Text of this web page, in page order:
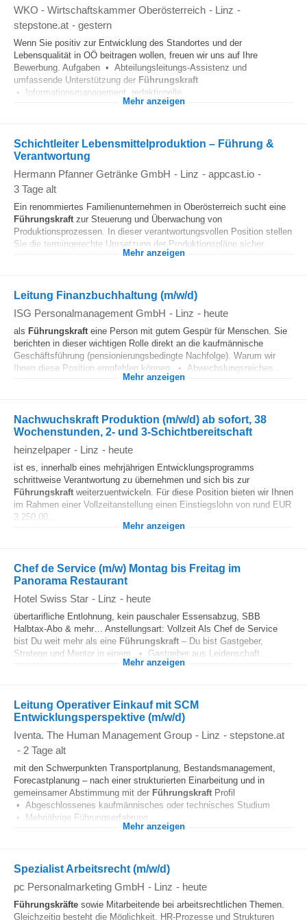
WKO - Wirtschaftskammer Oberösterreich - Linz -
stepstone.at - gestern
Wenn Sie positiv zur Entwicklung des Standortes und der
Lebensqualität in OÖ beitragen wollen, freuen wir uns auf Ihre
Bewerbung. Aufgaben • Abteilungsleitungs-Assistenz und
umfassende Unterstützung der Führungskraft
• Informationsmanagement, redaktionelle...
Mehr anzeigen
Schichtleiter Lebensmittelproduktion – Führung &
Verantwortung
Hermann Pfanner Getränke GmbH - Linz - appcast.io -
3 Tage alt
Ein renommiertes Familienunternehmen in Oberösterreich sucht eine
Führungskraft zur Steuerung und Überwachung von
Produktionsprozessen. In dieser verantwortungsvollen Position stellen
Sie die termingerechte Umsetzung der Produktionspläne sicher...
Mehr anzeigen
Leitung Finanzbuchhaltung (m/w/d)
ISG Personalmanagement GmbH - Linz - heute
als Führungskrafteine Person mit gutem Gespür für Menschen. Sie
berichten in dieser wichtigen Rolle direkt an die kaufmännische
Geschäftsführung (pensionierungsbedingte Nachfolge). Warum wir
Ihnen diese Position empfehlen können: • Abwechslungsreiches...
Mehr anzeigen
Nachwuchskraft Produktion (m/w/d) ab sofort, 38
Wochenstunden, 2- und 3-Schichtbereitschaft
heinzelpaper - Linz - heute
ist es, innerhalb eines mehrjährigen Entwicklungsprogramms
schrittweise Verantwortung zu übernehmen und sich bis zur
Führungskraft weiterzuentwickeln. Für diese Position bieten wir Ihnen
im Rahmen einer Vollzeitanstellung einen Einstiegslohn von rund EUR
3.250,00...
Mehr anzeigen
Chef de Service (m/w) Montag bis Freitag im
Panorama Restaurant
Hotel Swiss Star - Linz - heute
übertarifliche Entlohnung, kein pauschaler Essensabzug, SBB
Halbtax-Abo & mehr… Anstellungsart: Vollzeit Als Chef de Service
bist Du weit mehr als eine Führungskraft – Du bist Gastgeber,
Stratege und Mentor in einem. • Gastgeber aus Leidenschaft...
Mehr anzeigen
Leitung Operativer Einkauf mit SCM
Entwicklungsperspektive (m/w/d)
Iventa. The Human Management Group - Linz - stepstone.at
- 2 Tage alt
mit den Schwerpunkten Transportplanung, Bestandsmanagement,
Forecastplanung – nach einer strukturierten Einarbeitung und in
gemeinsamer Abstimmung mit der Führungskraft Profil
• Abgeschlossenes kaufmännisches oder technisches Studium
• Mehrjährige Führungserfahrung...
Mehr anzeigen
Spezialist Arbeitsrecht (m/w/d)
pc Personalmarketing GmbH - Linz - heute
Führungskräfte sowie Mitarbeitende bei arbeitsrechtlichen Themen.
Gleichzeitig besteht die Möglichkeit, HR-Prozesse und Strukturen